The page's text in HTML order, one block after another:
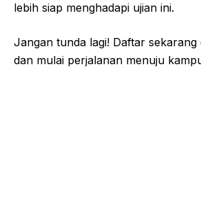
lebih siap menghadapi ujian ini.
Jangan tunda lagi! Daftar sekarang
dan mulai perjalanan menuju